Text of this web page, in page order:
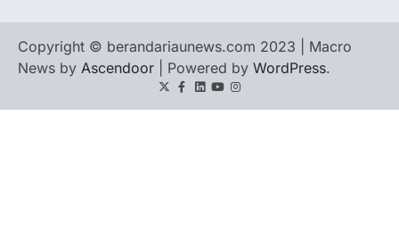
Copyright © berandariaunews.com 2023 | Macro
News by Ascendoor | Powered by WordPress.